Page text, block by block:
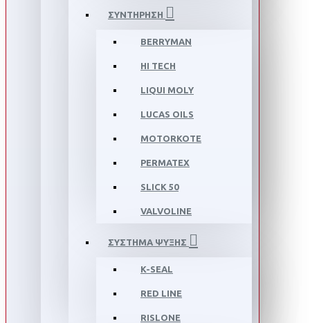
ΣΥΝΤΗΡΗΣΗ
BERRYMAN
HI TECH
LIQUI MOLY
LUCAS OILS
MOTORKOTE
PERMATEX
SLICK 50
VALVOLINE
ΣΥΣΤΗΜΑ ΨΥΞΗΣ
K-SEAL
RED LINE
RISLONE